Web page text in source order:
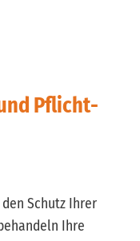
Pflicht­
Schutz Ihrer
Ihre